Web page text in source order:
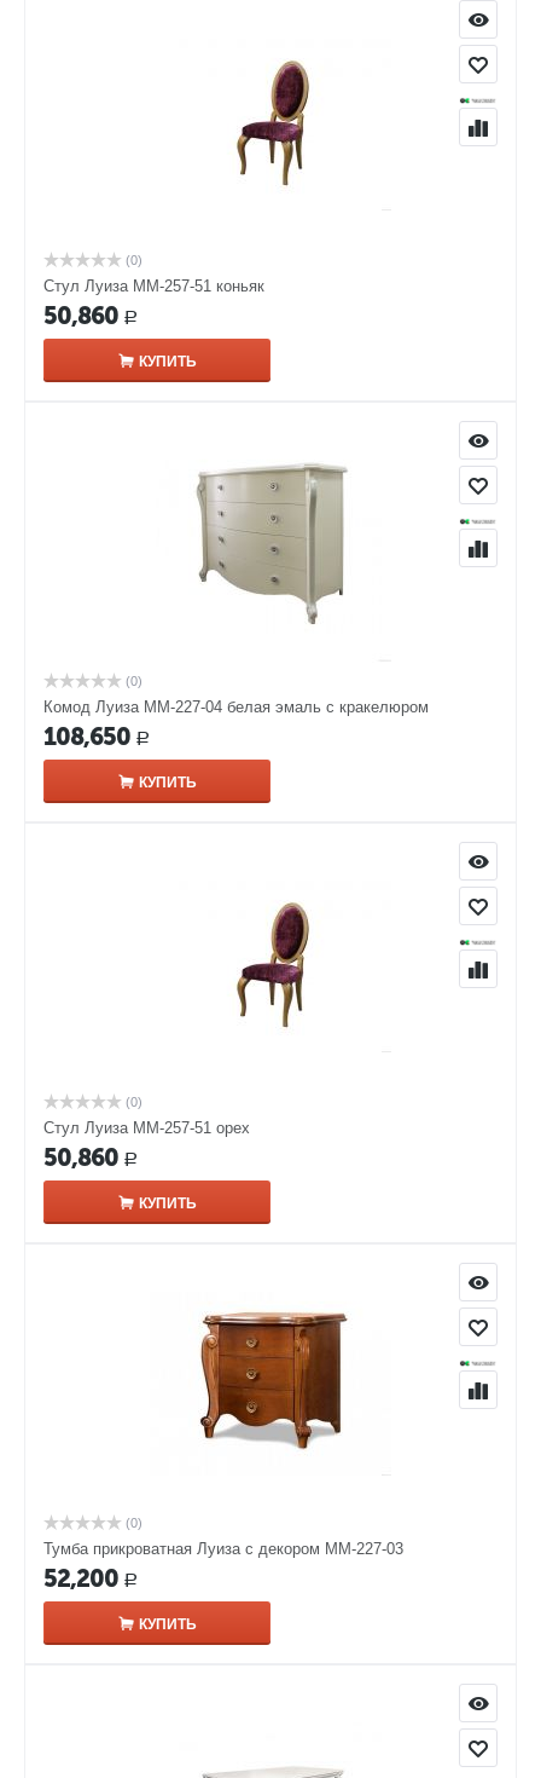
(0)
Стул Луиза ММ-257-51 коньяк
50,860 Р
КУПИТЬ
(0)
Комод Луиза ММ-227-04 белая эмаль с кракелюром​
108,650 Р
КУПИТЬ
(0)
Стул Луиза ММ-257-51 орех
50,860 Р
КУПИТЬ
(0)
Тумба прикроватная Луиза с декором ММ-227-03
52,200 Р
КУПИТЬ